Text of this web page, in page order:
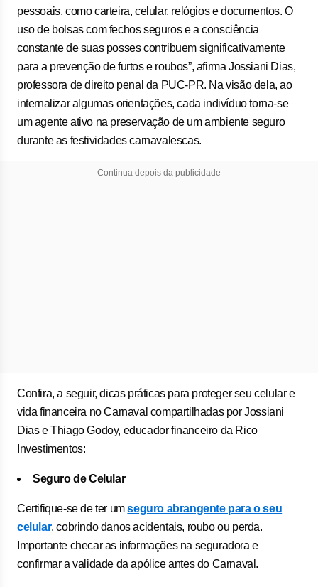
pessoais, como carteira, celular, relógios e documentos. O
uso de bolsas com fechos seguros e a consciência
constante de suas posses contribuem significativamente
para a prevenção de furtos e roubos”, afirma Jossiani Dias,
professora de direito penal da PUC-PR. Na visão dela, ao
internalizar algumas orientações, cada indivíduo torna-se
um agente ativo na preservação de um ambiente seguro
durante as festividades carnavalescas.
Continua depois da publicidade
Confira, a seguir, dicas práticas para proteger seu celular e
vida financeira no Carnaval compartilhadas por Jossiani
Dias e Thiago Godoy, educador financeiro da Rico
Investimentos:
Seguro de Celular
Certifique-se de ter umseguro abrangente para o seu
celular, cobrindo danos acidentais, roubo ou perda.
Importante checar as informações na seguradora e
confirmar a validade da apólice antes do Carnaval.